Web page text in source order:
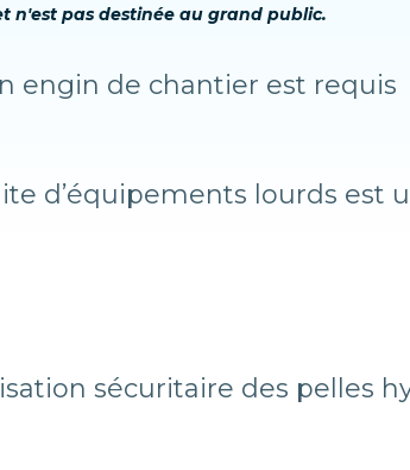
n'est pas destinée au grand public.
engin de chantier est requis
d’équipements lourds est
sécuritaire des pelles